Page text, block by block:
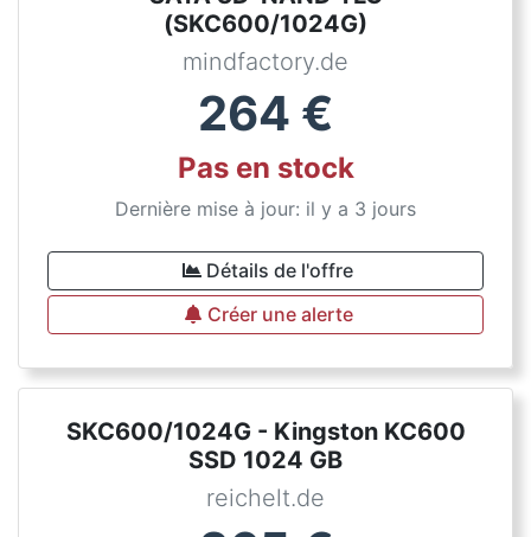
(SKC600/1024G)
mindfactory.de
264 €
Pas en stock
Dernière mise à jour: il y a 3 jours
Détails de l'offre
Créer une alerte
SKC600/1024G - Kingston KC600
SSD 1024 GB
reichelt.de